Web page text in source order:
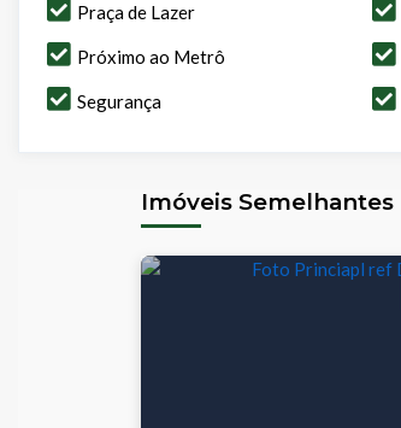
Praça de Lazer
Próximo ao Metrô
Segurança
Imóveis Semelhantes